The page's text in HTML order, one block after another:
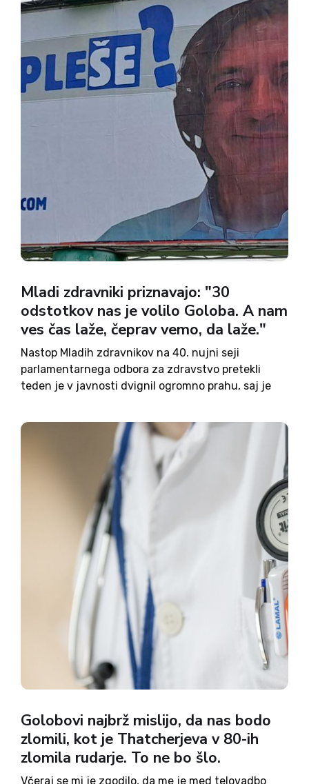
medijske pozornosti. – Podaljšanje napotnice za...
Mladi zdravniki priznavajo: "30
odstotkov nas je volilo Goloba. A nam
ves čas laže, čeprav vemo, da laže."
Nastop Mladih zdravnikov na 40. nujni seji
parlamentarnega odbora za zdravstvo pretekli
teden je v javnosti dvignil ogromno prahu, saj je
veliko obtožb o neposrednih lažeh, ki da so jih
različni vladni uradniki...
Golobovi najbrž mislijo, da nas bodo
zlomili, kot je Thatcherjeva v 80-ih
zlomila rudarje. To ne bo šlo.
Včeraj se mi je zgodilo, da me je med telovadbo